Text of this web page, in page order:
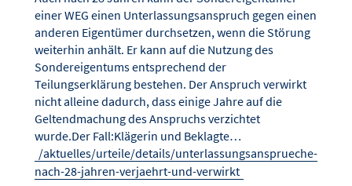
einer WEG einen Unterlassungsanspruch gegen einen
anderen Eigentümer durchsetzen, wenn die Störung
weiterhin anhält. Er kann auf die Nutzung des
Sondereigentums entsprechend der
Teilungserklärung bestehen. Der Anspruch verwirkt
nicht alleine dadurch, dass einige Jahre auf die
Geltendmachung des Anspruchs verzichtet
wurde.Der Fall:Klägerin und Beklagte…
/aktuelles/urteile/details/unterlassungsansprueche-
nach-28-jahren-verjaehrt-und-verwirkt